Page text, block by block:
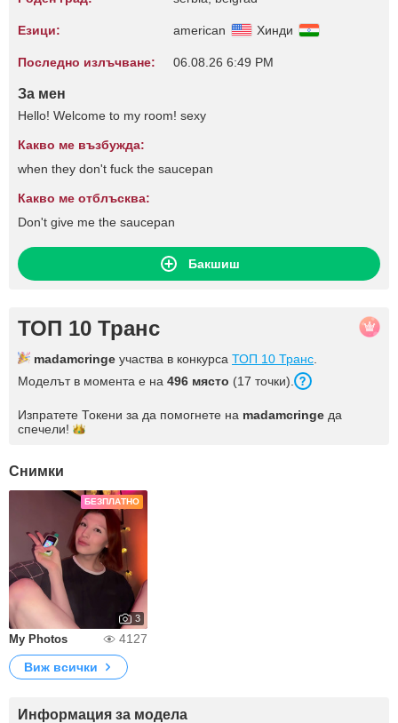
Езици: american Хинди
Последно излъчване: 06.08.26 6:49 PM
За мен
Hello! Welcome to my room! sexy
Какво ме възбужда:
when they don't fuck the saucepan
Какво ме отблъсква:
Don't give me the saucepan
Бакшиш
ТОП 10 Транс
madamcringe участва в конкурса ТОП 10 Транс
Моделът в момента е на 496 място (17 точки).
Изпратете Токени за да помогнете на madamcringe да
спечели!
Снимки
БЕЗПЛАТНО
3
My Photos
4127
Виж всички
Информация за модела